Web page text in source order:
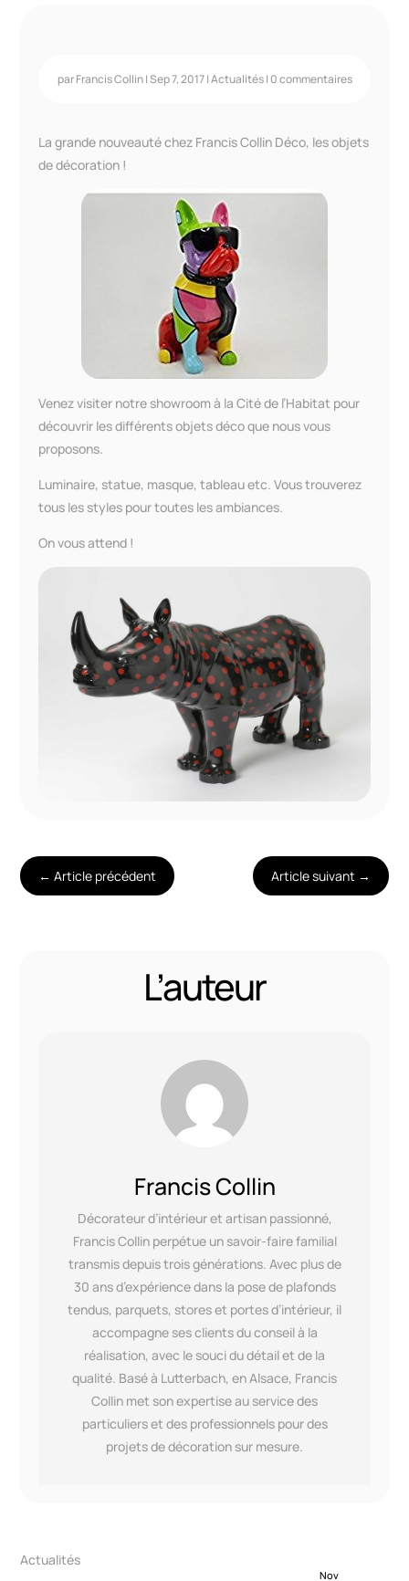
parFrancis Collin|Sep 7, 2017|Actualités| 0 commentaires
La grande nouveauté chez Francis Collin Déco, les objets
de décoration !
Venez visiter notre showroom à la Cité de l’Habitat pour
découvrir les différents objets déco que nous vous
proposons.
Luminaire, statue, masque, tableau etc. Vous trouverez
tous les styles pour toutes les ambiances.
On vous attend !
←Article précédent Article suivant →
L’auteur
Francis Collin
Décorateur d’intérieur et artisan passionné,
Francis Collin perpétue un savoir-faire familial
transmis depuis trois générations. Avec plus de
30 ans d’expérience dans la pose de plafonds
tendus, parquets, stores et portes d’intérieur, il
accompagne ses clients du conseil à la
réalisation, avec le souci du détail et de la
qualité. Basé à Lutterbach, en Alsace, Francis
Collin met son expertise au service des
particuliers et des professionnels pour des
projets de décoration sur mesure.
Blog>Réalisations>Réalisations Particuliers